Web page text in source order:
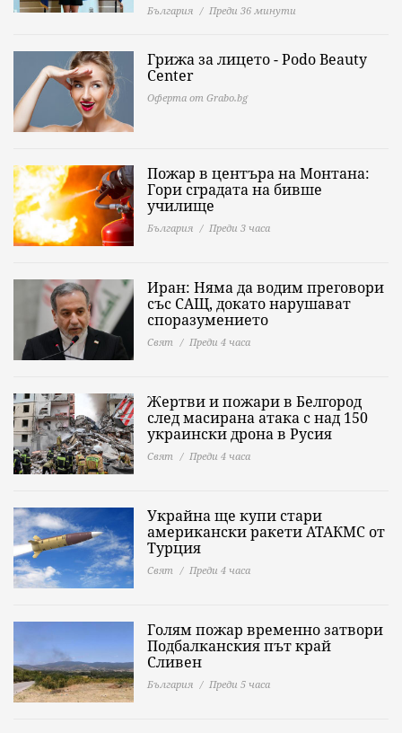
България Преди 36 минути
Грижа за лицето - Podo Beauty
Center
Оферта от Grabo.bg
Пожар в центъра на Монтана:
Гори сградата на бивше
училище
България Преди 3 часа
Иран: Няма да водим преговори
със САЩ, докато нарушават
споразумението
Свят Преди 4 часа
Жертви и пожари в Белгород
след масирана атака с над 150
украински дрона в Русия
Свят Преди 4 часа
Украйна ще купи стари
американски ракети АТАКМС от
Турция
Свят Преди 4 часа
Голям пожар временно затвори
Подбалканския път край
Сливен
България Преди 5 часа